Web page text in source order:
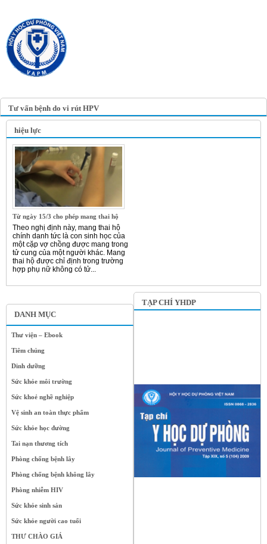
Tư vấn bệnh do vi rút HPV
DANH MỤC
Thư viện – Ebook
Tiêm chủng
Dinh dưỡng
Sức khỏe môi trường
Sức khoẻ nghề nghiệp
Vệ sinh an toàn thực phẩm
Sức khỏe học đường
Tai nạn thương tích
Phòng chống bệnh lây
Phòng chống bệnh không lây
Phòng nhiễm HIV
Sức khỏe sinh sản
Sức khỏe người cao tuổi
THƯ CHÀO GIÁ
hiệu lực
Từ ngày 15/3 cho phép mang thai hộ
Theo nghị định này, mang thai hộ
chính danh tức là con sinh học của
một cặp vợ chồng được mang trong
tử cung của một người khác. Mang
thai hộ được chỉ định trong trường
hợp phụ nữ không có tử...
TẠP CHÍ YHDP